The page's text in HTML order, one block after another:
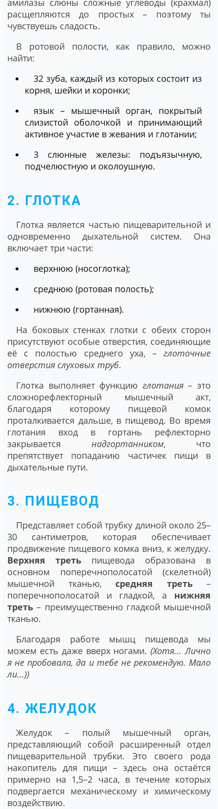
амилазы слюны сложные углеводы (крахмал)
расщепляются до простых – поэтому ты
чувствуешь сладость.
В ротовой полости, как правило, можно
найти:
32 зуба, каждый из которых состоит из
корня, шейки и коронки;
язык – мышечный орган, покрытый
слизистой оболочкой и принимающий
активное участие в жевания и глотании;
3 слюнные железы: подъязычную,
подчелюстную и околоушную.
2. ГЛОТКА
Глотка является частью пищеварительной и
одновременно дыхательной систем. Она
включает три части:
верхнюю (носоглотка);
среднюю (ротовая полость);
нижнюю (гортанная).
На боковых стенках глотки с обеих сторон
присутствуют особые отверстия, соединяющие
её с полостью среднего уха, – глоточные
отверстия слуховых труб.
Глотка выполняет функцию глотания– это
сложнорефлекторный мышечный акт,
благодаря которому пищевой комок
проталкивается дальше, в пищевод. Во время
глотания вход в гортань рефлекторно
закрывается надгортанником, что
препятствует попаданию частичек пищи в
дыхательные пути.
3. ПИЩЕВОД
Представляет собой трубку длиной около 25–
30 сантиметров, которая обеспечивает
продвижение пищевого комка вниз, к желудку.
Верхняя треть пищевода образована в
основном поперечнополосатой (скелетной)
мышечной тканью, средняя треть–
поперечнополосатой и гладкой, а нижняя
треть– преимущественно гладкой мышечной
тканью.
Благодаря работе мышц пищевода мы
можем есть даже вверх ногами.(Хотя... Лично
я не пробовала, да и тебе не рекомендую. Мало
ли...))
4. ЖЕЛУДОК
Желудок – полый мышечный орган,
представляющий собой расширенный отдел
пищеварительной трубки. Это своего рода
накопитель для пищи – здесь она остаётся
примерно на 1,5–2 часа, в течение которых
подвергается механическому и химическому
воздействию.